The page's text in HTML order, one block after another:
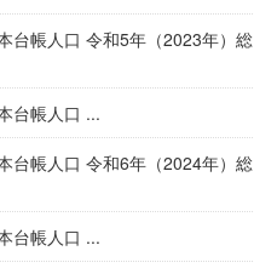
台帳人口 令和5年（2023年）総
台帳人口 ...
台帳人口 令和6年（2024年）総
台帳人口 ...